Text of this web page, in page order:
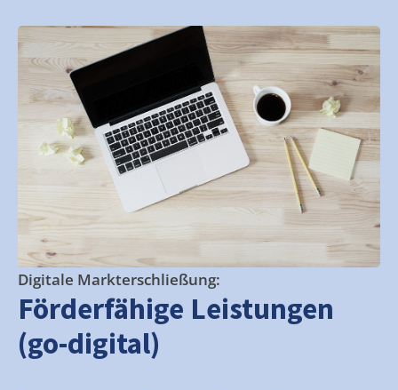
Digitale Markterschließung:
Förderfähige Leistungen
(go-digital)